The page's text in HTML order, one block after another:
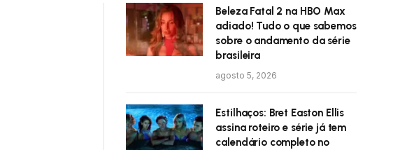
Beleza Fatal 2 na HBO Max
adiado! Tudo o que sabemos
sobre o andamento da série
brasileira
agosto 5, 2026
Estilhaços: Bret Easton Ellis
assina roteiro e série já tem
calendário completo no